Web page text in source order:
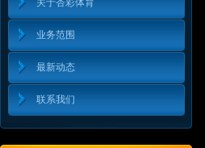
关于杏彩体育
业务范围
最新动态
联系我们